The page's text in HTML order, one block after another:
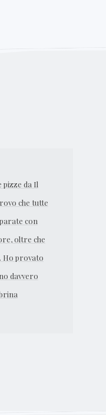
pizze da Il
che tutte
con
oltre che
Ho provato
davvero